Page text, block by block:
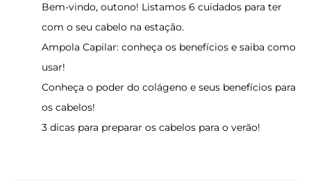
Bem-vindo, outono! Listamos 6 cuidados para ter
com o seu cabelo na estação.
Ampola Capilar: conheça os benefícios e saiba como
usar!
Conheça o poder do colágeno e seus benefícios para
os cabelos!
3 dicas para preparar os cabelos para o verão!